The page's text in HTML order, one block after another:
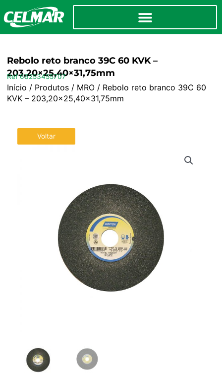
Rebolo reto branco 39C 60 KVK –
203,20×25,40×31,75mm
Ref 66253455707
Início / Produtos/ MRO/ Rebolo reto branco 39C 60
KVK – 203,20×25,40×31,75mm
Voltar